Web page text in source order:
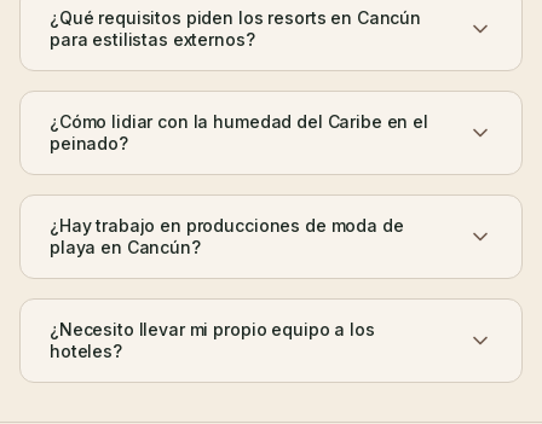
¿Qué requisitos piden los resorts en Cancún
para estilistas externos?
¿Cómo lidiar con la humedad del Caribe en el
peinado?
¿Hay trabajo en producciones de moda de
playa en Cancún?
¿Necesito llevar mi propio equipo a los
hoteles?